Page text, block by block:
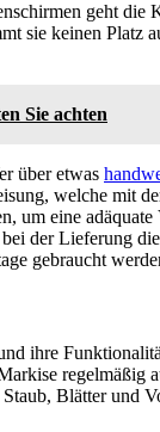
geht die
sie keinen Platz
Sie achten
über etwas
welche mit
um eine
der Lieferung
gebraucht
ihre
regelmäßig
Blätter und